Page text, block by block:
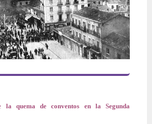
la quema de conventos en la Segunda